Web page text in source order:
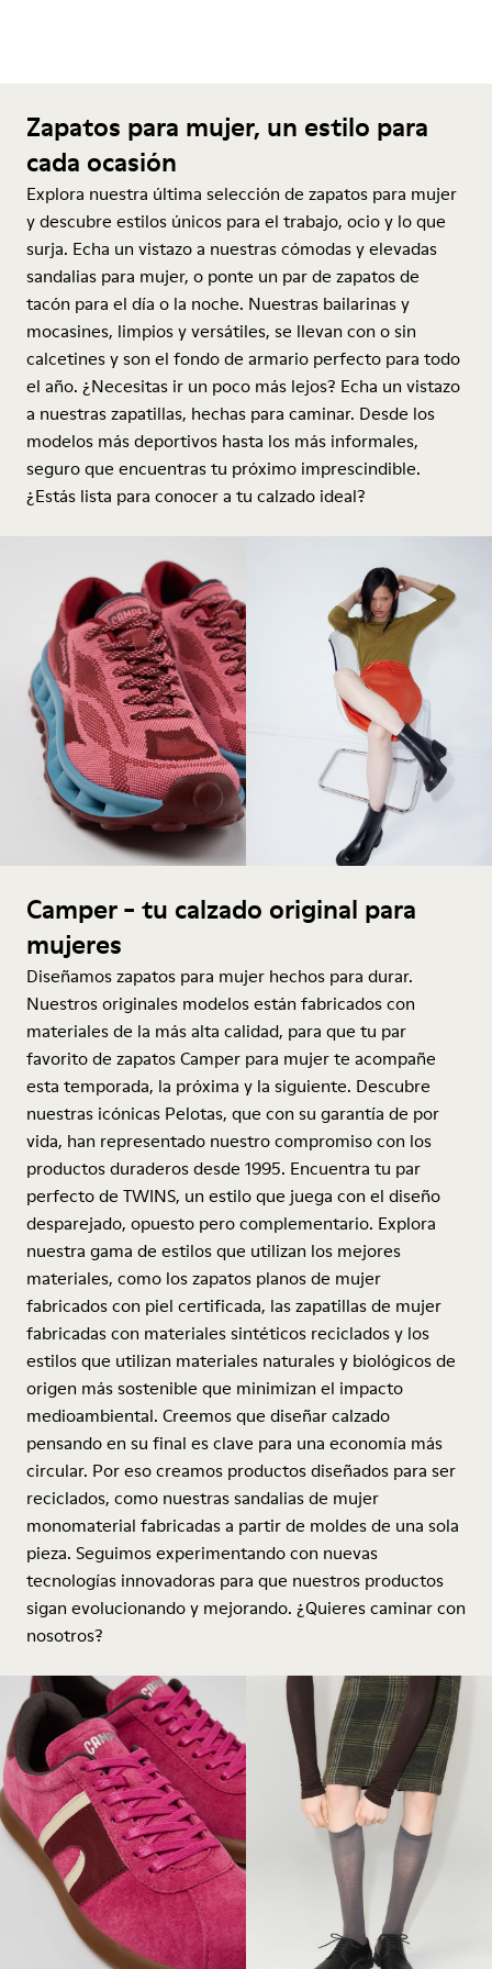
Zapatos para mujer, un estilo para
cada ocasión
Explora nuestra última selección de zapatos para mujer
y descubre estilos únicos para el trabajo, ocio y lo que
surja. Echa un vistazo a nuestras cómodas y elevadas
sandalias para mujer, o ponte un par de zapatos de
tacón para el día o la noche. Nuestras bailarinas y
mocasines, limpios y versátiles, se llevan con o sin
calcetines y son el fondo de armario perfecto para todo
el año. ¿Necesitas ir un poco más lejos? Echa un vistazo
a nuestras zapatillas, hechas para caminar. Desde los
modelos más deportivos hasta los más informales,
seguro que encuentras tu próximo imprescindible.
¿Estás lista para conocer a tu calzado ideal?
Camper - tu calzado original para
mujeres
Diseñamos zapatos para mujer hechos para durar.
Nuestros originales modelos están fabricados con
materiales de la más alta calidad, para que tu par
favorito de zapatos Camper para mujer te acompañe
esta temporada, la próxima y la siguiente. Descubre
nuestras icónicas Pelotas, que con su garantía de por
vida, han representado nuestro compromiso con los
productos duraderos desde 1995. Encuentra tu par
perfecto de TWINS, un estilo que juega con el diseño
desparejado, opuesto pero complementario. Explora
nuestra gama de estilos que utilizan los mejores
materiales, como los zapatos planos de mujer
fabricados con piel certificada, las zapatillas de mujer
fabricadas con materiales sintéticos reciclados y los
estilos que utilizan materiales naturales y biológicos de
origen más sostenible que minimizan el impacto
medioambiental. Creemos que diseñar calzado
pensando en su final es clave para una economía más
circular. Por eso creamos productos diseñados para ser
reciclados, como nuestras sandalias de mujer
monomaterial fabricadas a partir de moldes de una sola
pieza. Seguimos experimentando con nuevas
tecnologías innovadoras para que nuestros productos
sigan evolucionando y mejorando. ¿Quieres caminar con
nosotros?